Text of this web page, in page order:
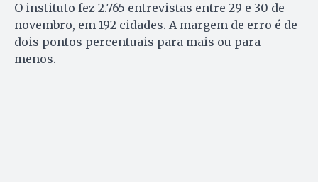
O instituto fez 2.765 entrevistas entre 29 e 30 de
novembro, em 192 cidades. A margem de erro é de
dois pontos percentuais para mais ou para
menos.